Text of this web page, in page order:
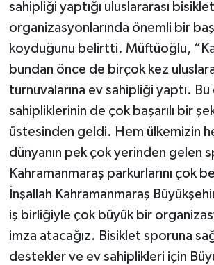
sahipliği yaptığı uluslararası bisiklet
organizasyonlarında önemli bir
koyduğunu belirtti. Müftüoğlu,
bundan önce de birçok kez
turnuvalarına ev sahipliği yaptı. Bu
sahipliklerinin de çok başarılı bir
üstesinden geldi. Hem ülkemizin
dünyanın pek çok yerinden gelen
Kahramanmaraş parkurlarını çok
İnşallah Kahramanmaraş
iş birliğiyle çok büyük bir
imza atacağız. Bisiklet sporuna
destekler ve ev sahiplikleri için